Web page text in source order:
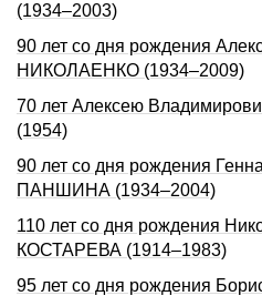
(1934–2003)
90 лет со дня рождения
НИКОЛАЕНКО (1934–2009)
70 лет Алексею
(1954)
90 лет со дня рождения
ПАНШИНА (1934–2004)
110 лет со дня рождения
КОСТАРЕВА (1914–1983)
95 лет со дня рождения